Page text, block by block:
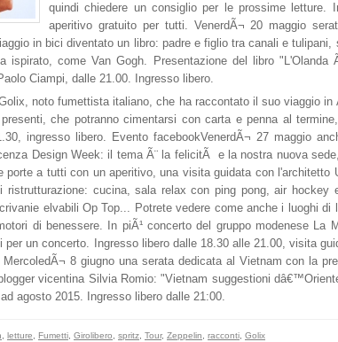
quindi chiedere un consiglio per le prossime letture.
aperitivo gratuito per tutti. VenerdÃ¬ 20 maggio
in bici diventato un libro: padre e figlio tra canali e tulipani,
ispirato, come Van Gogh. Presentazione del libro "L'Olanda
Ciampi, dalle 21.00. Ingresso libero.
noto fumettista italiano, che ha raccontato il suo viaggio in
che potranno cimentarsi con carta e penna al
ingresso libero. Evento facebookVenerdÃ¬ 27 maggio
Design Week: il tema Ã¨ la felicitÃ e la nostra nuova
porte a tutti con un aperitivo, una visita guidata con l'architetto
cucina, sala relax con ping pong, air hockey
elvabili Op Top... Potrete vedere come anche i luoghi di
di benessere. In piÃ¹ concerto del gruppo modenese La
per un concerto. Ingresso libero dalle 18.30 alle 21.00, visita
8 giugno una serata dedicata al Vietnam con la
vicentina Silvia Romio: "Vietnam suggestioni
agosto 2015. Ingresso libero dalle 21:00.
letture Fumetti Girolibero spritz Tour, Zeppelin racconti Golix